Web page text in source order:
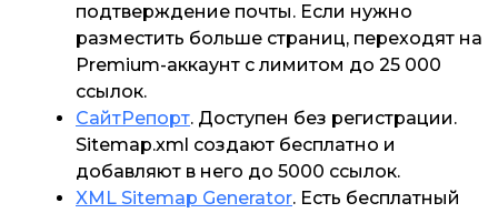
подтверждение почты. Если нужно
разместить больше страниц, переходят на
Premium-аккаунт с лимитом до 25 000
ссылок.
СайтРепорт. Доступен без регистрации.
Sitemap.xml создают бесплатно и
добавляют в него до 5000 ссылок.
XML Sitemap Generator. Есть бесплатный